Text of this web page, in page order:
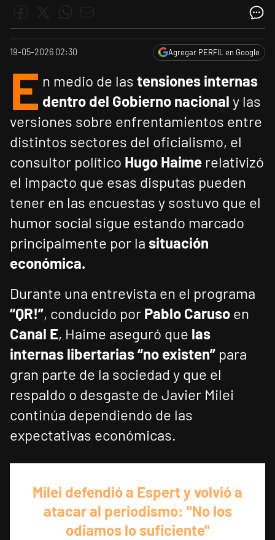
19-05-2026 02:30 Agregar PERFIL en Google
E n medio de las tensiones internas
dentro del Gobierno nacional y las
versiones sobre enfrentamientos entre
distintos sectores del oficialismo, el
consultor político Hugo Haime relativizó
el impacto que esas disputas pueden
tener en las encuestas y sostuvo que el
humor social sigue estando marcado
principalmente por la situación
económica.
Durante una entrevista en el programa
“QR!”, conducido por Pablo Caruso en
Canal E, Haime aseguró que las
internas libertarias “no existen” para
gran parte de la sociedad y que el
respaldo o desgaste de Javier Milei
continúa dependiendo de las
expectativas económicas.
Milei defendió a Espert y volvió a
atacar al periodismo: "No los
odiamos lo suficiente"